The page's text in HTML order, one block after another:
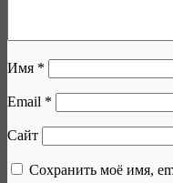
Имя *
Email *
Сайт
Сохранить моё имя,